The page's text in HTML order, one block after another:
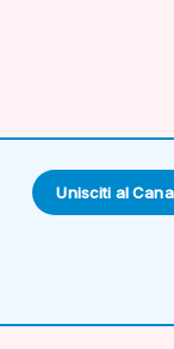
Unisciti al